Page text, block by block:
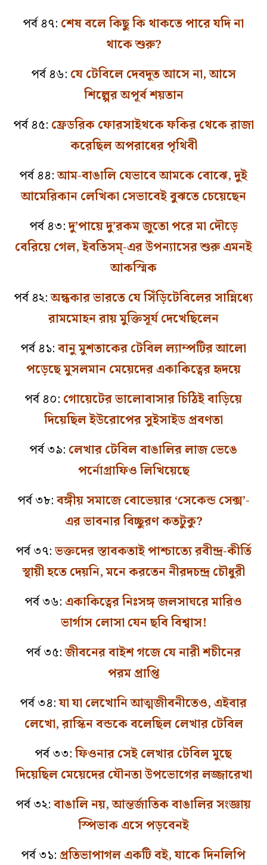
পর্ব ৪৭: শেষ বলে কিছু কি থাকতে পারে যদি না
থাকে শুরু?
পর্ব ৪৬: যে টেবিলে দেবদূত আসে না, আসে
শিল্পের অপূর্ব শয়তান
পর্ব ৪৫: ফ্রেডরিক ফোরসাইথকে ফকির থেকে রাজা
করেছিল অপরাধের পৃথিবী
পর্ব ৪৪:আম-বাঙালি যেভাবে আমকে বোঝে, দুই
আমেরিকান লেখিকা সেভাবেই বুঝতে চেয়েছেন
পর্ব ৪৩:দু’পায়ে দু’রকম জুতো পরে মা দৌড়ে
বেরিয়ে গেল, ইবতিসম্‌-এর উপন্যাসের শুরু এমনই
আকস্মিক
পর্ব ৪২:অন্ধকার ভারতে যে সিঁড়িটেবিলের সান্নিধ্যে
রামমোহন রায় মুক্তিসূর্য দেখেছিলেন
পর্ব ৪১:বানু মুশতাকের টেবিল ল্যাম্পটির আলো
পড়েছে মুসলমান মেয়েদের একাকিত্বের হৃদয়ে
পর্ব ৪০: গোয়েটের ভালোবাসার চিঠিই বাড়িয়ে
দিয়েছিল ইউরোপের সুইসাইড প্রবণতা
পর্ব ৩৯: লেখার টেবিল বাঙালির লাজ ভেঙে
পর্নোগ্রাফিও লিখিয়েছে
পর্ব ৩৮:বঙ্গীয় সমাজে বোভেয়ার ‘সেকেন্ড সেক্স’-
এর ভাবনার বিচ্ছুরণ কতটুকু?
পর্ব ৩৭:ভক্তদের স্তাবকতাই পাশ্চাত্যে রবীন্দ্র-কীর্তি
স্থায়ী হতে দেয়নি, মনে করতেন নীরদচন্দ্র চৌধুরী
পর্ব ৩৬: একাকিত্বের নিঃসঙ্গ জলসাঘরে মারিও
ভার্গাস লোসা যেন ছবি বিশ্বাস!
পর্ব ৩৫:জীবনের বাইশ গজে যে নারী শচীনের
পরম প্রাপ্তি
পর্ব ৩৪:যা যা লেখোনি আত্মজীবনীতেও, এইবার
লেখো, রাস্কিন বন্ডকে বলেছিল লেখার টেবিল
পর্ব ৩৩:ফিওনার সেই লেখার টেবিল মুছে
দিয়েছিল মেয়েদের যৌনতা উপভোগের লজ্জারেখা
পর্ব ৩২:বাঙালি নয়, আন্তর্জাতিক বাঙালির সংজ্ঞায়
স্পিভাক এসে পড়বেনই
পর্ব ৩১: প্রতিভাপাগল একটি বই, যাকে দিনলিপি